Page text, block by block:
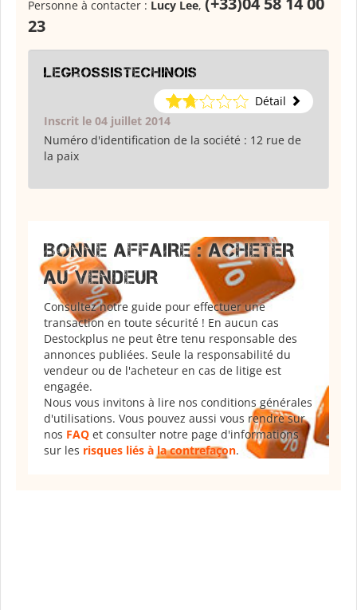
Personne à contacter : Lucy Lee,
23
legrossistechinois
Détail
Inscrit le 04 juillet 2014
Numéro d'identification de la société : 12 rue de
la paix
BONNE AFFAIRE : ACHETER
AU VENDEUR
Consultez notre guide pour effectuer une
transaction en toute sécurité ! En aucun cas
Destockplus ne peut être tenu responsable des
annonces publiées. Seule la responsabilité du
vendeur ou de l'acheteur en cas de litige est
engagée.
Nous vous invitons à lire nos conditions générales
d'utilisations. Vous pouvez aussi vous rendre sur
nos FAQ et consulter notre page d'informations
sur les risques liés à la contrefaçon.